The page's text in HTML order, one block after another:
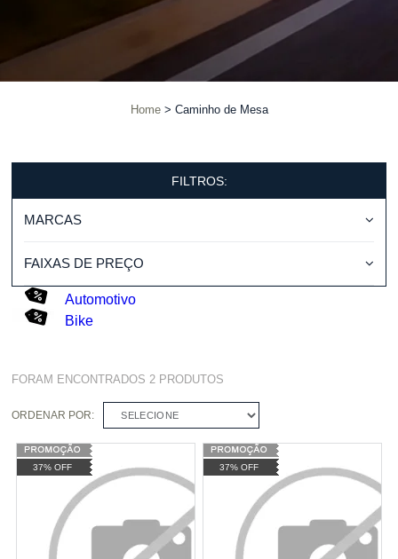
Home Caminho de Mesa
FILTROS:
MARCAS
FAIXAS DE PREÇO
Automotivo
Bike
FORAM ENCONTRADOS2 PRODUTOS
ORDENAR POR: SELECIONE
37% OFF 37% OFF